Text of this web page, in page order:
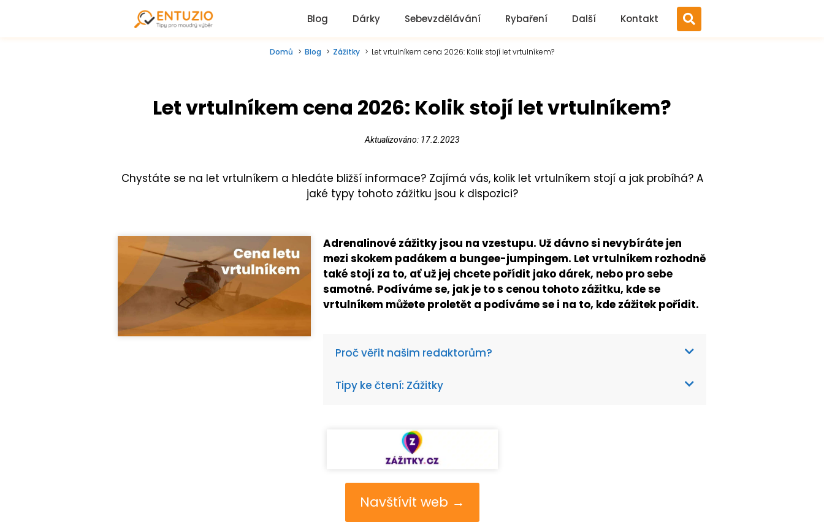
Blog Dárky Sebevzdělávání Rybaření Další Kontakt
Domů Blog Zážitky Let vrtulníkem cena 2026: Kolik stojí let vrtulníkem?
Let vrtulníkem cena 2026: Kolik stojí let vrtulníkem?
Aktualizováno: 17.2.2023
Chystáte se na let vrtulníkem a hledáte bližší informace? Zajímá vás, kolik let vrtulníkem stojí a jak probíhá? A
jaké typy tohoto zážitku jsou k dispozici?
Adrenalinové zážitky jsou na vzestupu. Už dávno si nevybíráte jen
mezi skokem padákem a bungee-jumpingem. Let vrtulníkem rozhodně
také stojí za to, ať už jej chcete pořídit jako dárek, nebo pro sebe
samotné. Podíváme se, jak je to s cenou tohoto zážitku, kde se
vrtulníkem můžete proletět a podíváme se i na to, kde zážitek pořídit.
Proč věřit našim redaktorům?
Tipy ke čtení: Zážitky
Navštívit web →